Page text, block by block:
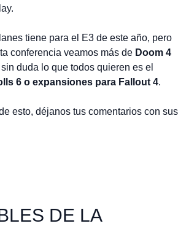
tiene para el E3 de este año, pero
conferencia veamos más de Doom 4
duda lo que todos quieren es el
6 o expansiones para Fallout 4.
esto, déjanos tus comentarios con sus
DE LA